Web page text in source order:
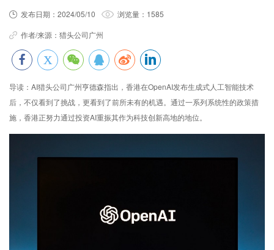
发布日期： 2024/05/10 浏览量： 1585
作者/来源： 猎头公司广州
导读： AI猎头公司广州亨德森指出，香港在OpenAI发布生成式人工智能技术
后，不仅看到了挑战，更看到了前所未有的机遇。通过一系列系统性的政策措
施，香港正努力通过投资AI重振其作为科技创新高地的地位。